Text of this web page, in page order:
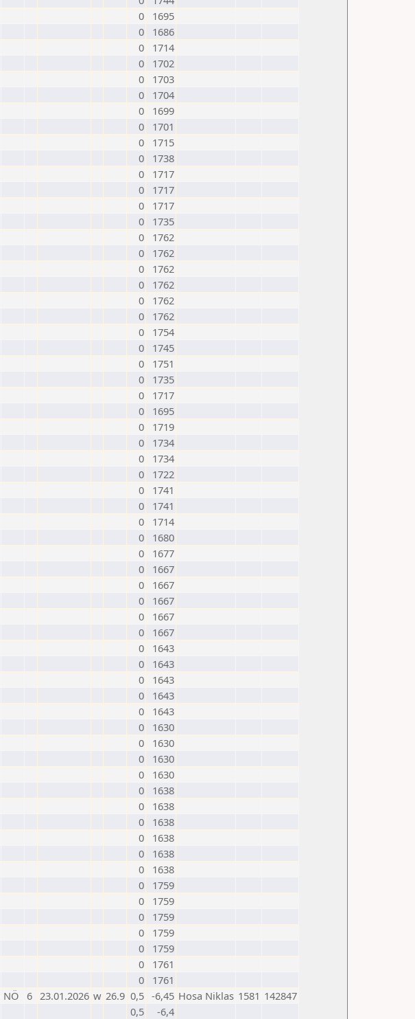
0
1695
0
1686
0
1714
0
1702
0
1703
0
1704
0
1699
0
1701
0
1715
0
1738
0
1717
0
1717
0
1717
0
1735
0
1762
0
1762
0
1762
0
1762
0
1762
0
1762
0
1754
0
1745
0
1751
0
1735
0
1717
0
1695
0
1719
0
1734
0
1734
0
1722
0
1741
0
1741
0
1714
0
1680
0
1677
0
1667
0
1667
0
1667
0
1667
0
1667
0
1643
0
1643
0
1643
0
1643
0
1643
0
1630
0
1630
0
1630
0
1630
0
1638
0
1638
0
1638
0
1638
0
1638
0
1638
0
1759
0
1759
0
1759
0
1759
0
1759
0
1761
0
1761
NÖ 6 23.01.2026 w 26.9 0,5 -6,45 Hosa Niklas 1581 142847
0,5 -6,4